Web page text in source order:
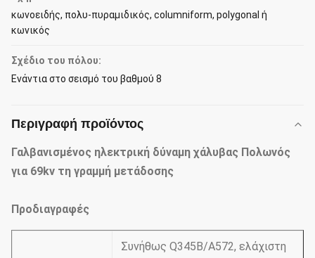
κωνοειδής, πολυ-πυραμιδικός, columniform, polygonal ή
κωνικός
Σχέδιο του πόλου:
Ενάντια στο σεισμό του βαθμού 8
Περιγραφή προϊόντος
Γαλβανισμένος ηλεκτρική δύναμη χάλυβας Πολωνός
για 69kv τη γραμμή μετάδοσης
Προδιαγραφές
Συνήθως Q345B/A572, ελάχιστη